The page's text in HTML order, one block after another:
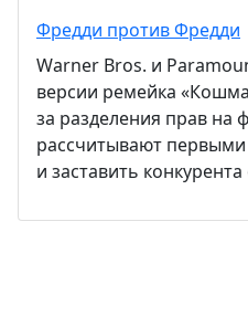
Фредди против Фредди
Warner Bros. и
версии ремейка
за разделения прав на
рассчитывают первыми
и заставить